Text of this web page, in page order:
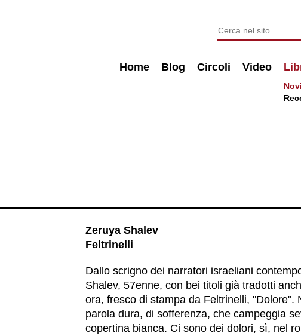
Home Blog Circoli Video
Zeruya Shalev
Feltrinelli
Dallo scrigno dei narratori israeliani
Shalev, 57enne, con bei titoli già tradotti
ora, fresco di stampa da Feltrinelli, "Dolore".
parola dura, di sofferenza, che campeggia
copertina bianca. Ci sono dei dolori, sì, nel